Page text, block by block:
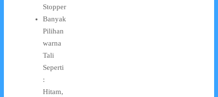
Stopper
Banyak
Pilihan
warna
Tali
Seperti
:
Hitam,